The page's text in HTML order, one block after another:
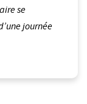
se
journée